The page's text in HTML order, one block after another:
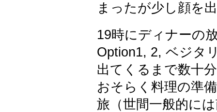
まったが少し顔を
19時にディナーの
Option1, 2, ベジタ
出てくるまで数十
おそらく料理の準
旅（世間一般的に